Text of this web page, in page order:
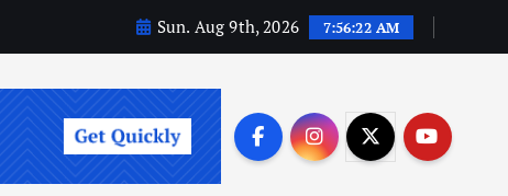
Sun. Aug 9th, 2026 7:56:23 AM